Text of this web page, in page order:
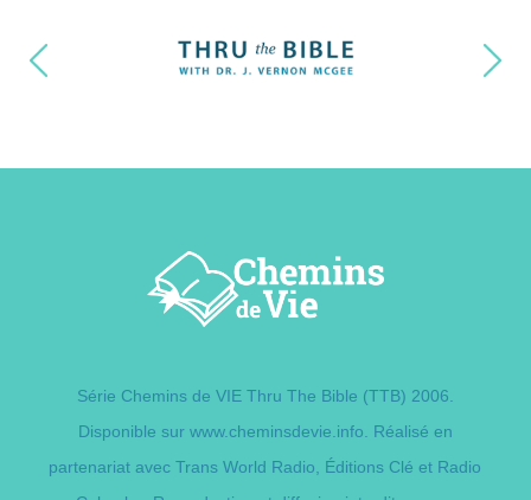
Série Chemins de VIE Thru The Bible (TTB) 2006.
Disponible sur www.cheminsdevie.info . Réalisé en
partenariat avec Trans World Radio, Éditions Clé et Radio